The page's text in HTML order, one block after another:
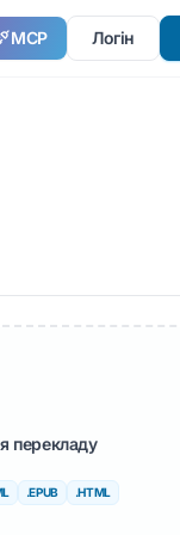
MCP Логін
перекладу
.EPUB .HTML